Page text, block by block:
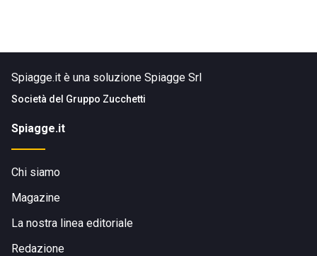
Spiagge.it è una soluzione Spiagge Srl
Società del Gruppo Zucchetti
Spiagge.it
Chi siamo
Magazine
La nostra linea editoriale
Redazione